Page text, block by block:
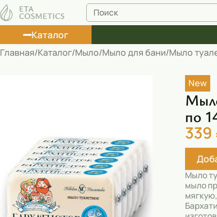
Каталог
Муссы
Масла
Пена для ванны
Румяна
Главная Каталог Мыло Мыло для бани Мыло
New
по
339
Мыло
мыло